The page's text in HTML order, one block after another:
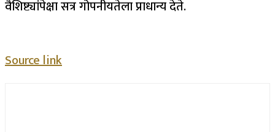
वैशिष्ट्यांपेक्षा सत्र गोपनीयतेला प्राधान्य देते.
Source link